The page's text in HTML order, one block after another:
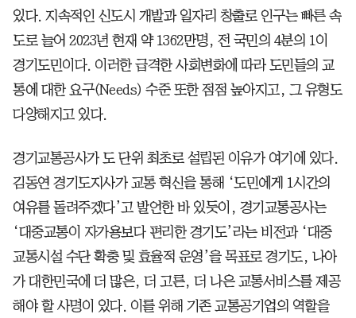
있다. 지속적인 신도시 개발과 일자리 창출로 인구는 빠른 속
도로 늘어 2023년 현재 약 1362만명, 전 국민의 4분의 1이
경기도민이다. 이러한 급격한 사회변화에 따라 도민들의 교
통에 대한 요구(Needs) 수준 또한 점점 높아지고, 그 유형도
다양해지고 있다.
경기교통공사가 도 단위 최초로 설립된 이유가 여기에 있다.
김동연 경기도지사가 교통 혁신을 통해 ‘도민에게 1시간의
여유를 돌려주겠다’고 발언한 바 있듯이, 경기교통공사는
‘대중교통이 자가용보다 편리한 경기도’라는 비전과 ‘대중
교통시설 수단 확충 및 효율적 운영’을 목표로 경기도, 나아
가 대한민국에 더 많은, 더 고른, 더 나은 교통서비스를 제공
해야 할 사명이 있다. 이를 위해 기존 교통공기업의 역할을